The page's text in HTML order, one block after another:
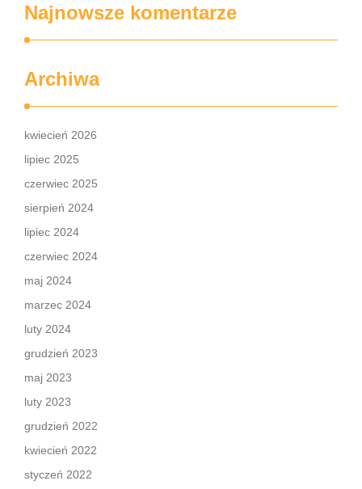
Najnowsze komentarze
Archiwa
kwiecień 2026
lipiec 2025
czerwiec 2025
sierpień 2024
lipiec 2024
czerwiec 2024
maj 2024
marzec 2024
luty 2024
grudzień 2023
maj 2023
luty 2023
grudzień 2022
kwiecień 2022
styczeń 2022